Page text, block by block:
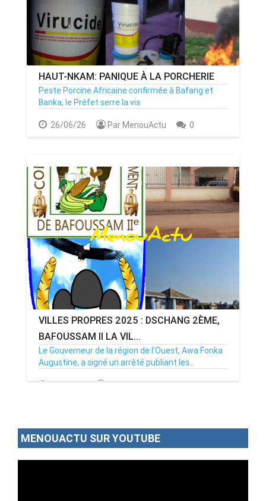
HAUT-NKAM: PANIQUE À LA PORCHERIE
Peste Porcine Africaine confirmée à Bafang et
Banka, le Préfet serre la vis
26/06/26 Par MenouActu 0
VILLES PROPRES 2025 : DSCHANG 2ÈME,
BAFOUSSAM II LA VIL...
Le Gouverneur de la région de l'Ouest, Awa Fonka
Augustine, a signé un arrêté publiant les...
12/06/25 Par MenouActu 0
MENOUACTU SUR YOUTUBE